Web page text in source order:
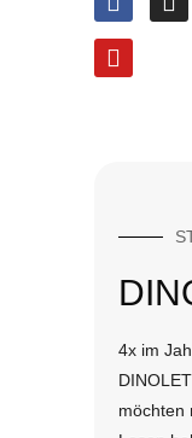
4x im
möchten